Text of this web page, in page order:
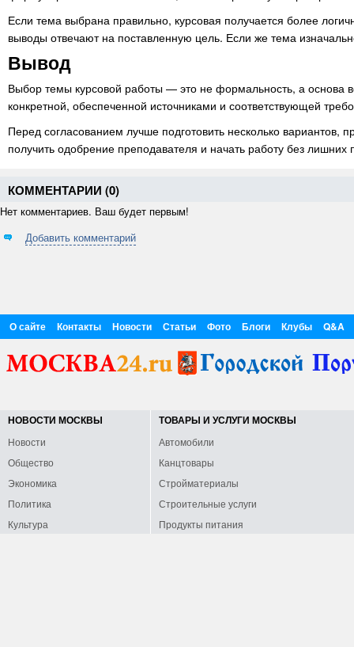
Если тема выбрана правильно, курсовая получается более
выводы отвечают на поставленную цель. Если же тема
Вывод
Выбор темы курсовой работы — это не формальность, а основа
конкретной, обеспеченной источниками и соответствующей
Перед согласованием лучше подготовить несколько вариантов,
получить одобрение преподавателя и начать работу без лишних
КОММЕНТАРИИ (0)
Нет комментариев. Ваш будет первым!
Добавить комментарий
О сайте Контакты Новости Статьи Фото Блоги Клубы Q&A
НОВОСТИ МОСКВЫ
Новости
Общество
Экономика
Политика
Культура
ТОВАРЫ И УСЛУГИ МОСКВЫ
Автомобили
Канцтовары
Стройматериалы
Строительные услуги
Продукты питания